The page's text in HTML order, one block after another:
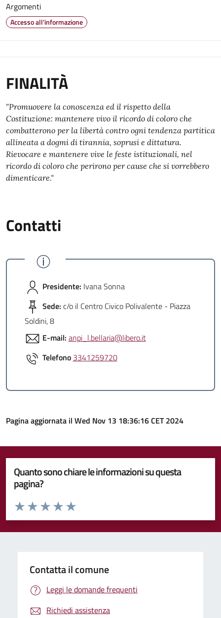
Argomenti
Accesso all'informazione
FINALITÀ
"Promuovere la conoscenza ed il rispetto della
Costituzione: mantenere vivo il ricordo di coloro che
combatterono per la libertà contro ogni tendenza partitica
allineata a dogmi di tirannia, soprusi e dittatura.
Rievocare e mantenere vive le feste istituzionali, nel
ricordo di coloro che perirono per cause che si vorrebbero
dimenticare."
Contatti
Presidente: Ivana Sonna
Sede: c/o il Centro Civico Polivalente - Piazza
Soldini, 8
E-mail: anpi_l.bellaria@libero.it
Telefono 3341259720
Pagina aggiornata il Wed Nov 13 18:36:16 CET 2024
Quanto sono chiare le informazioni su questa
pagina?
Valuta da 1 a 5 stelle la pagina
Valuta 5 stelle su 5
Valuta 4 stelle su 5
Valuta 3 stelle su 5
Valuta 2 stelle su 5
Valuta 1 stelle su 5
Contatta il comune
Leggi le domande frequenti
Richiedi assistenza